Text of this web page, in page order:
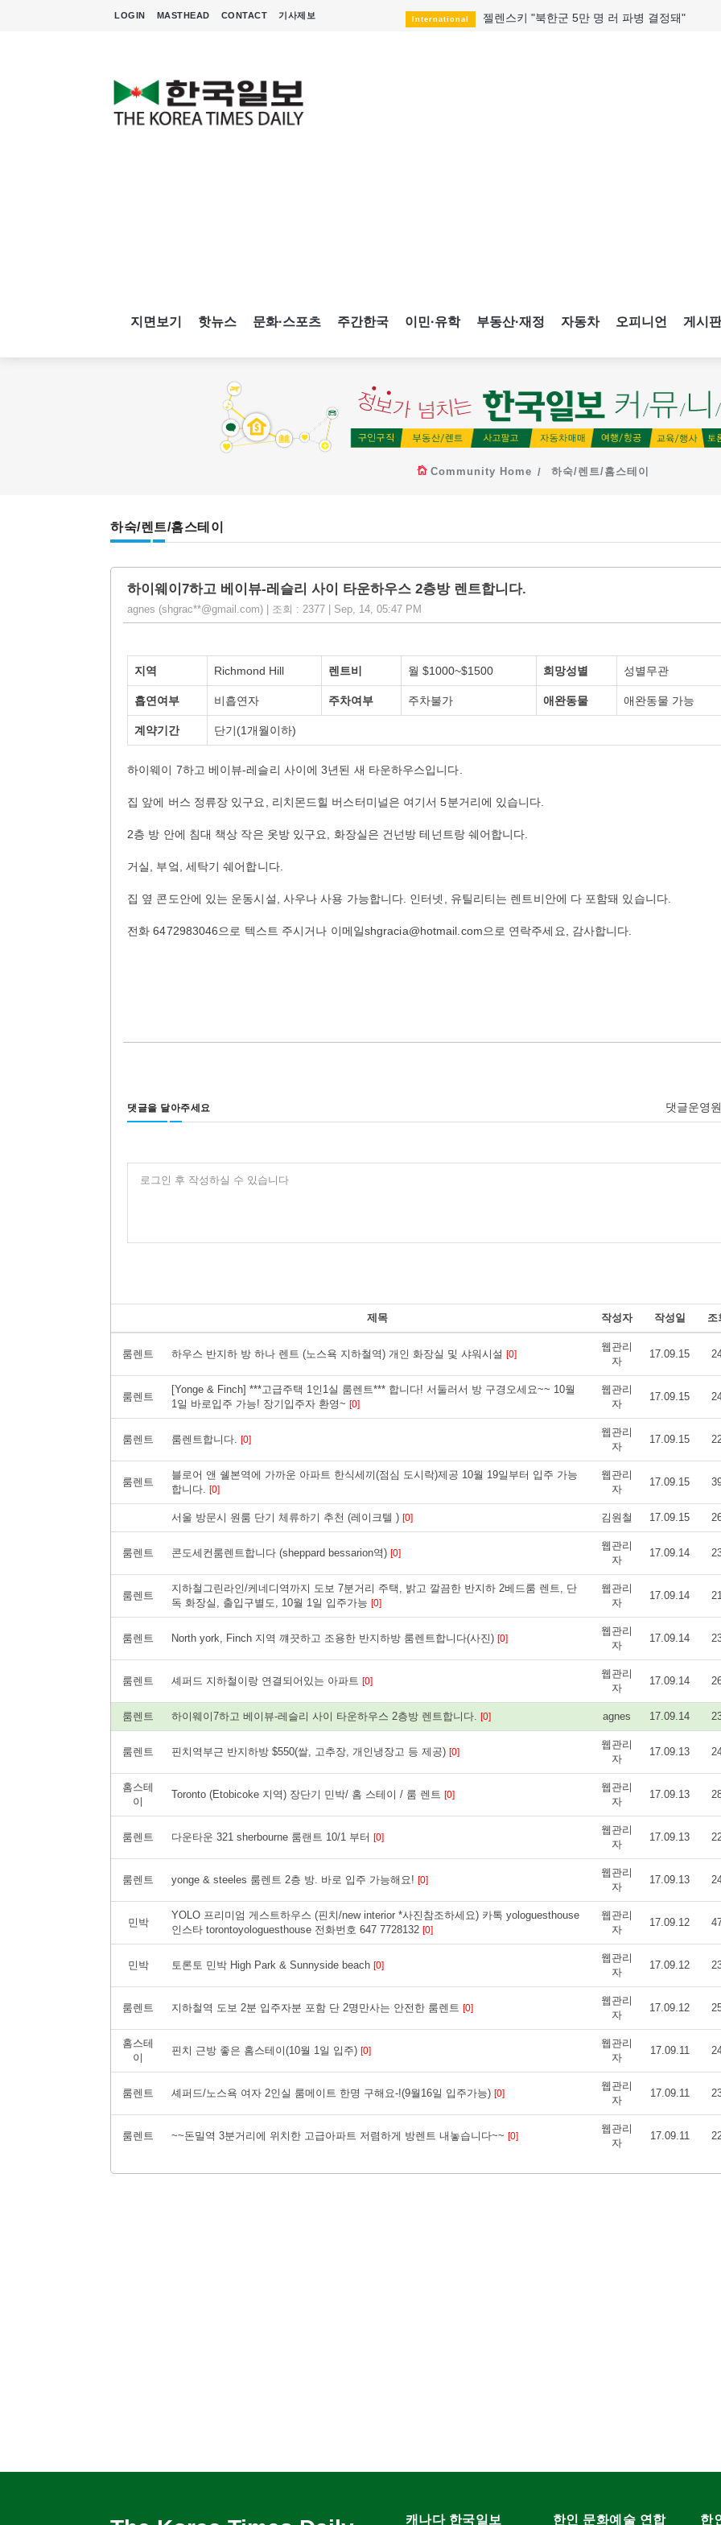
LOGIN MASTHEAD CONTACT 기사제보 International 젤렌스키 "북한군 5만 명 러 파병 결정돼"
지면보기 핫뉴스 문화·스포츠 주간한국 이민·유학 부동산·재정 자동차 오피니언 게시판
Community Home 하숙/렌트/홈스테이
하숙/렌트/홈스테이
하이웨이7하고 베이뷰-레슬리 사이 타운하우스 2층방 렌트합니다.
agnes (shgrac**@gmail.com) | 조회 : 2377 | Sep, 14, 05:47 PM
지역 Richmond Hill 렌트비 월 $1000~$1500 희망성별 성별무관
흡연여부 비흡연자 주차여부 주차불가 애완동물 애완동물 가능
계약기간 단기(1개월이하)
하이웨이 7하고 베이뷰-레슬리 사이에 3년된 새 타운하우스입니다.
집 앞에 버스 정류장 있구요, 리치몬드힐 버스터미널은 여기서 5분거리에 있습니다.
2층 방 안에 침대 책상 작은 옷방 있구요, 화장실은 건넌방 테넌트랑 쉐어합니다.
거실, 부엌, 세탁기 쉐어합니다.
집 옆 콘도안에 있는 운동시설, 사우나 사용 가능합니다. 인터넷, 유틸리티는 렌트비안에 다 포함돼 있습니다.
전화 6472983046으로 텍스트 주시거나 이메일shgracia@hotmail.com으로 연락주세요, 감사합니다.
댓글을 달아주세요 댓글운영
로그인 후 작성하실 수 있습니다
제목 작성자 작성일 조
룸렌트 하우스 반지하 방 하나 렌트 (노스욕 지하철역) 개인 화장실 및 샤워시설 [0]
웹관리
자
17.09.15
룸렌트
[Yonge & Finch] ***고급주택 1인1실 룸렌트*** 합니다! 서둘러서 방 구경오세요~~ 10월
1일 바로입주 가능! 장기입주자 환영~ [0]
웹관리
자
17.09.15
룸렌트 룸렌트합니다. [0]
웹관리
자
17.09.15
룸렌트
블로어 앤 쉘본역에 가까운 아파트 한식세끼(점심 도시락)제공 10월 19일부터 입주 가능
합니다. [0]
웹관리
자
17.09.15
서울 방문시 원룸 단기 체류하기 추천 (레이크텔 ) [0] 김원철 17.09.15
룸렌트 콘도세컨룸렌트합니다 (sheppard bessarion역) [0]
웹관리
자
17.09.14
룸렌트
지하철그린라인/케네디역까지 도보 7분거리 주택, 밝고 깔끔한 반지하 2베드룸 렌트, 단
독 화장실, 출입구별도, 10월 1일 입주가능 [0]
웹관리
자
17.09.14
룸렌트 North york, Finch 지역 꺠끗하고 조용한 반지하방 룸렌트합니다(사진) [0]
웹관리
자
17.09.14
룸렌트 셰퍼드 지하철이랑 연결되어있는 아파트 [0]
웹관리
자
17.09.14
룸렌트 하이웨이7하고 베이뷰-레슬리 사이 타운하우스 2층방 렌트합니다. [0] agnes 17.09.14
룸렌트 핀치역부근 반지하방 $550(쌀, 고추장, 개인냉장고 등 제공) [0]
웹관리
자
17.09.13
홈스테
이
Toronto (Etobicoke 지역) 장단기 민박/ 홈 스테이 / 룸 렌트 [0]
웹관리
자
17.09.13
룸렌트 다운타운 321 sherbourne 룸랜트 10/1 부터 [0]
웹관리
자
17.09.13
룸렌트 yonge & steeles 룸렌트 2층 방. 바로 입주 가능해요! [0]
웹관리
자
17.09.13
민박
YOLO 프리미엄 게스트하우스 (핀치/new interior *사진참조하세요) 카톡 yologuesthouse
인스타 torontoyologuesthouse 전화번호 647 7728132 [0]
웹관리
자
17.09.12
민박 토론토 민박 High Park & Sunnyside beach [0]
웹관리
자
17.09.12
룸렌트 지하철역 도보 2분 입주자분 포함 단 2명만사는 안전한 룸렌트 [0]
웹관리
자
17.09.12
홈스테
이
핀치 근방 좋은 홈스테이(10월 1일 입주) [0]
웹관리
자
17.09.11
룸렌트 셰퍼드/노스욕 여자 2인실 룸메이트 한명 구해요-!(9월16일 입주가능) [0]
웹관리
자
17.09.11
룸렌트 ~~돈밀역 3분거리에 위치한 고급아파트 저렴하게 방렌트 내놓습니다~~ [0]
웹관리
자
17.09.11
캐나다 한국일보 한인 문화예술 연합 한